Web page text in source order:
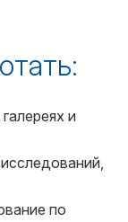
и
по